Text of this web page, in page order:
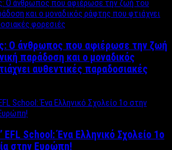
O άνθρωπος που αφιέρωσε την ζωή
παράδοση και ο μοναδικός
αυθεντικές παραδοσιακές
EFL School: Ένα Ελληνικό Σχολείo 1ο
στην Ευρώπη!